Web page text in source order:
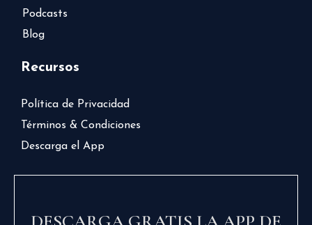
Podcasts
Blog
Recursos
Política de Privacidad
Términos & Condiciones
Descarga el App